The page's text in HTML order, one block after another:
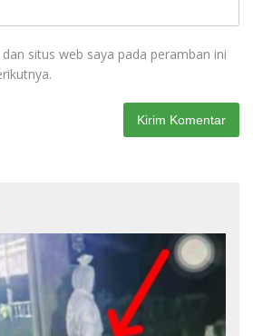
situs web saya pada peramban ini